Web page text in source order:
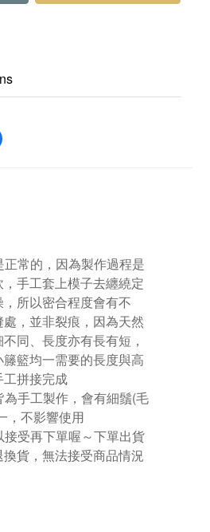
常的，因為製作過程是
手工套上模子去纏繞定
所以密合程度會有不
，並非裂痕，因為天然
同、長度亦有長有短，
籃均一需要的長度與高
工拼接完成
手工製作，會有細鬚(毛
，不影響使用
接受再下單喔～下單出貨
貨，無法接受商品情況